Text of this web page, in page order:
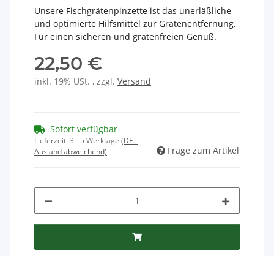
Unsere Fischgrätenpinzette ist das unerläßliche
und optimierte Hilfsmittel zur Grätenentfernung.
Für einen sicheren und grätenfreien Genuß.
22,50 €
inkl. 19% USt. , zzgl. Versand
Sofort verfügbar
Lieferzeit:3 - 5 Werktage (DE -
Ausland abweichend)
Frage zum Artikel